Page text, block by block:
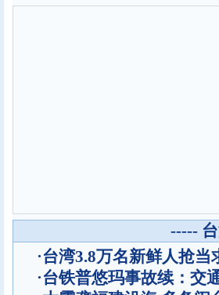
-----
·台湾3.8万名新鲜人抢
·台铁普悠玛事故续：交